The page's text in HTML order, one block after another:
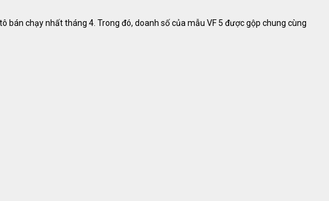
bán chạy nhất tháng 4. Trong đó, doanh số của mẫu VF 5 được gộp chung cùng